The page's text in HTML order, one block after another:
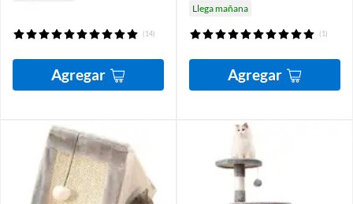
(14)
Agregar
Llega mañana
(1)
Agregar